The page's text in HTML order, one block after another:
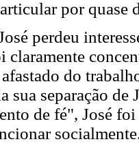
por quase
perdeu
do
sua separação
de fé", José